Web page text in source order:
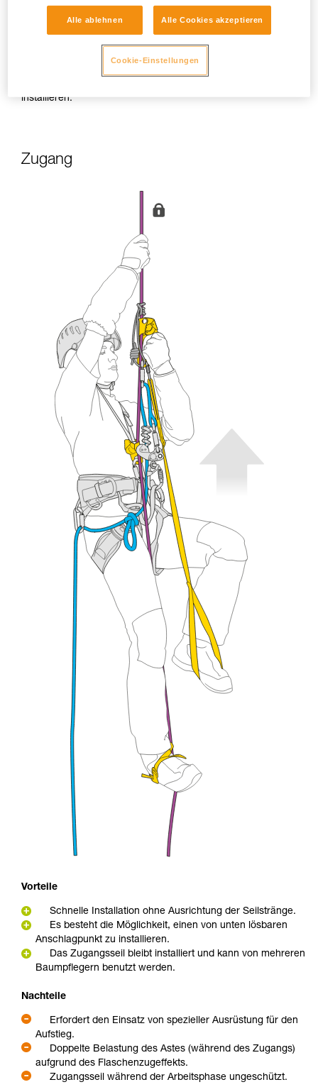
installiert sein. Nach dem Aufstieg, während des
Arbeitsvorgangs kann der Baumpfleger sein ZIGZAG
installieren.
Zugang
Vorteile
Schnelle Installation ohne Ausrichtung der Seilstränge.
Es besteht die Möglichkeit, einen von unten lösbaren
Anschlagpunkt zu installieren.
Das Zugangsseil bleibt installiert und kann von mehreren
Baumpflegern benutzt werden.
Nachteile
Erfordert den Einsatz von spezieller Ausrüstung für den
Aufstieg.
Doppelte Belastung des Astes (während des Zugangs)
aufgrund des Flaschenzugeffekts.
Zugangsseil während der Arbeitsphase ungeschützt.
Alle ablehnen Alle Cookies akzeptieren
Cookie-Einstellungen